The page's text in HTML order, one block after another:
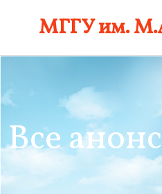
МГГУ им.
Все